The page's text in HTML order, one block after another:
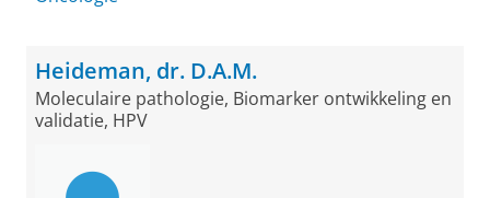
Heideman, dr. D.A.M.
Moleculaire pathologie, Biomarker ontwikkeling en
validatie, HPV